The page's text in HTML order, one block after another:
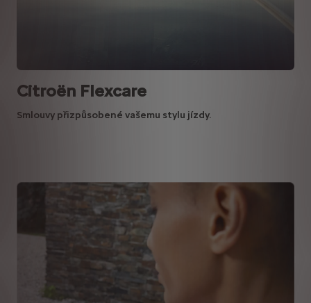
Citroën Flexcare
Smlouvy přizpůsobené vašemu stylu jízdy.